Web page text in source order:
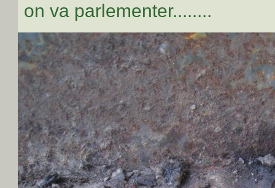
on va parlementer........